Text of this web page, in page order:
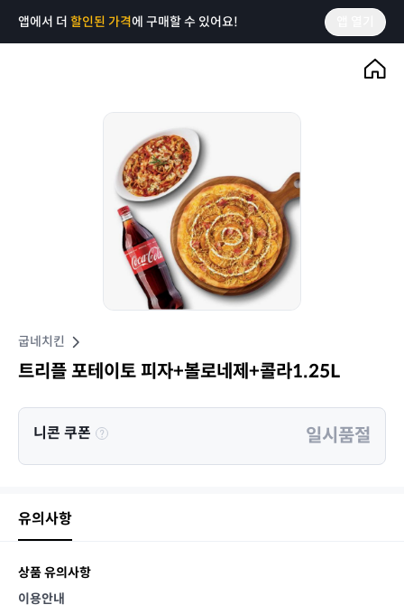
앱에서 더 할인된 가격에 구매할 수 있어요!
굽네치킨
트리플 포테이토 피자+볼로네제+콜라1.25L
니콘 쿠폰 일시품절
유의사항
상품 유의사항
이용안내